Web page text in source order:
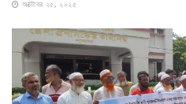
অক্টোবর ২৫, ২০২৫